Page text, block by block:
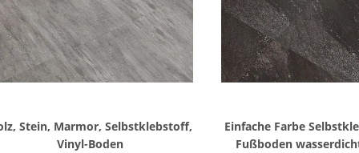
Stein, Marmor, Selbstklebstoff,
Vinyl-Boden
Einfache Farbe
Fußboden